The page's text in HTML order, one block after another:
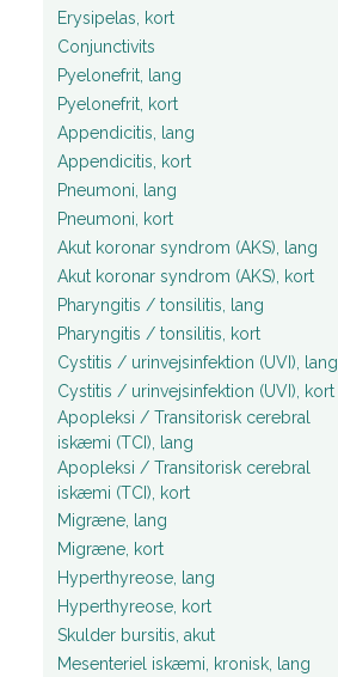
Erysipelas, kort
Conjunctivits
Pyelonefrit, lang
Pyelonefrit, kort
Appendicitis, lang
Appendicitis, kort
Pneumoni, lang
Pneumoni, kort
Akut koronar syndrom (AKS), lang
Akut koronar syndrom (AKS), kort
Pharyngitis / tonsilitis, lang
Pharyngitis / tonsilitis, kort
Cystitis / urinvejsinfektion (UVI), lang
Cystitis / urinvejsinfektion (UVI), kort
Apopleksi / Transitorisk cerebral
iskæmi (TCI), lang
Apopleksi / Transitorisk cerebral
iskæmi (TCI), kort
Migræne, lang
Migræne, kort
Hyperthyreose, lang
Hyperthyreose, kort
Skulder bursitis, akut
Mesenteriel iskæmi, kronisk, lang